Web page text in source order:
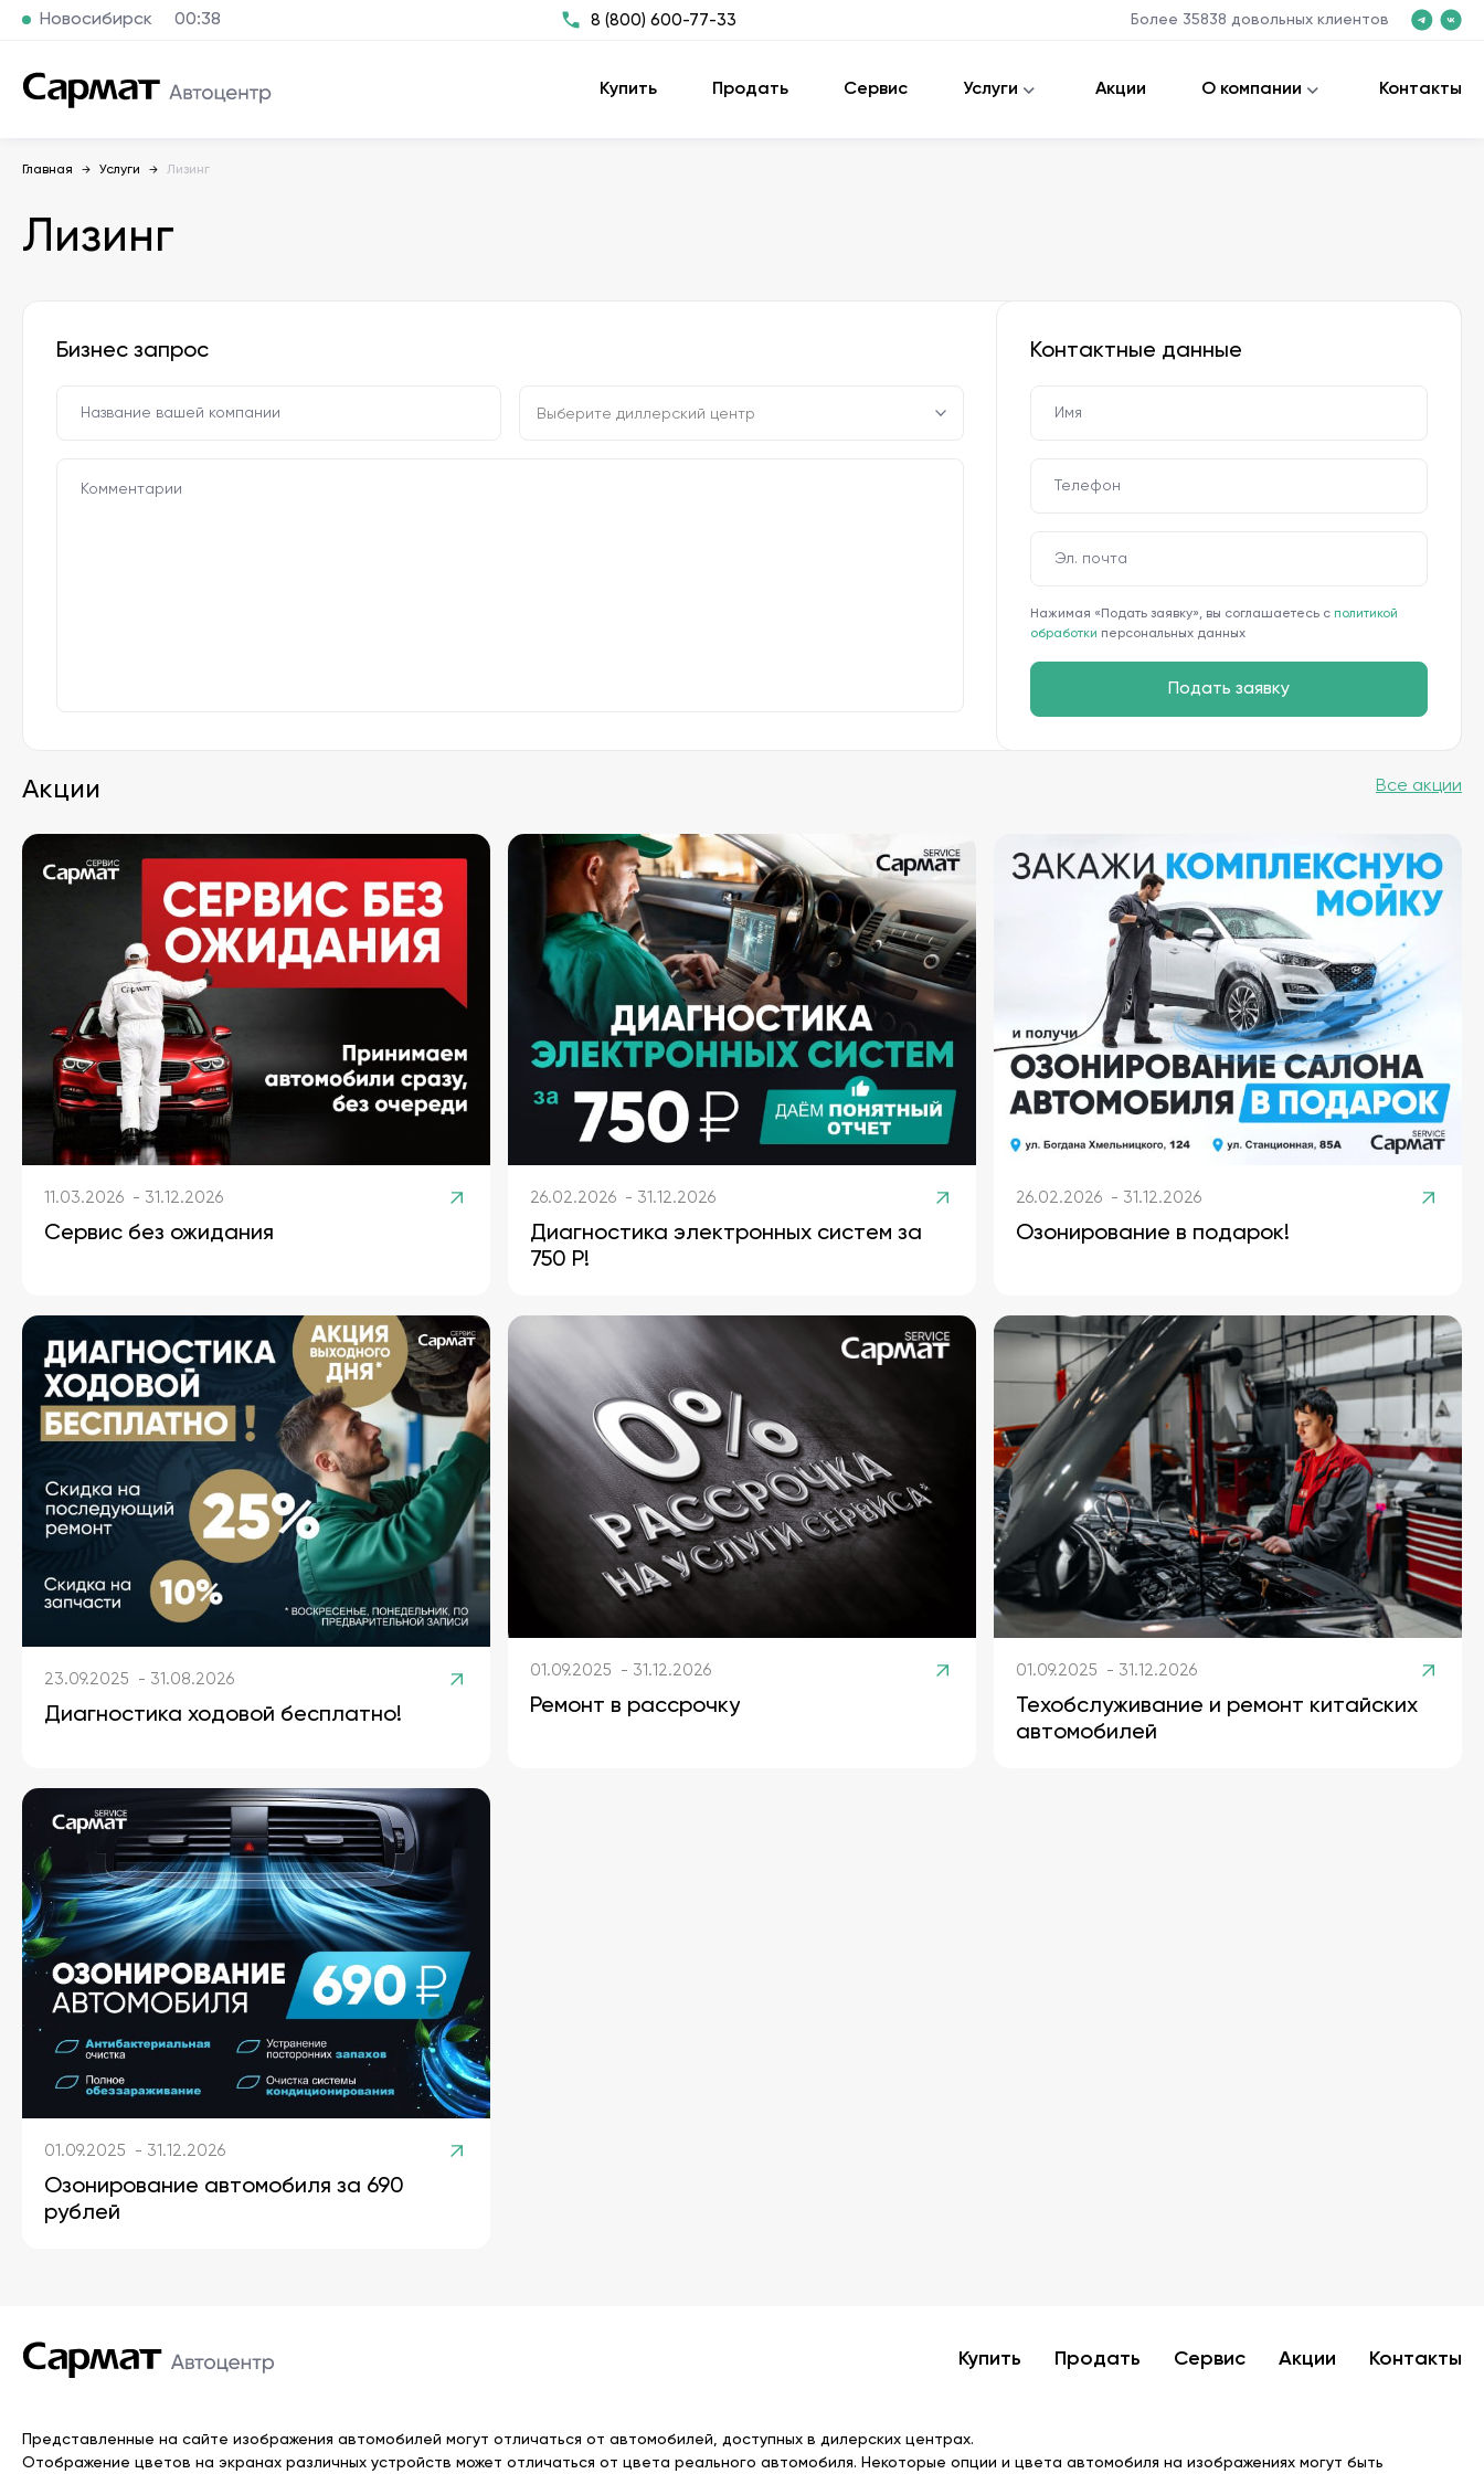
Новосибирск 00:38 8 (800) 600-77-33 Более 35838 довольных клиентов
Купить Продать Сервис Услуги Акции О компании Контакты
Главная Услуги Лизинг
Лизинг
Бизнес запрос
Название вашей компании Выберите диллерский центр
Комментарии
Контактные данные
Имя
Телефон
Эл. почта
Нажимая «Подать заявку», вы соглашаетесь с политикой
обработки персональных данных
Подать заявку
Акции Все акции
11.03.2026 - 31.12.2026
Сервис без ожидания
26.02.2026 - 31.12.2026
Диагностика электронных систем за
750 Р!
26.02.2026 - 31.12.2026
Озонирование в подарок!
23.09.2025 - 31.08.2026
Диагностика ходовой бесплатно!
01.09.2025 - 31.12.2026
Ремонт в рассрочку
01.09.2025 - 31.12.2026
Техобслуживание и ремонт китайских
автомобилей
01.09.2025 - 31.12.2026
Озонирование автомобиля за 690
рублей
Купить Продать Сервис Акции Контакты
Представленные на сайте изображения автомобилей могут отличаться от автомобилей, доступных в дилерских центрах.
Отображение цветов на экранах различных устройств может отличаться от цвета реального автомобиля. Некоторые опции и цвета автомобиля на изображениях могут быть